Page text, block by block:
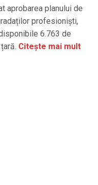
aprobarea planului de
profesioniști,
6.763 de
Citește mai mult